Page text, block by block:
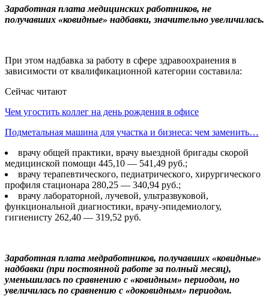
Заработная плата медицинских работников, не
получавших «ковидные» надбавки, значительно увеличилась.
При этом надбавка за работу в сфере здравоохранения в
зависимости от квалификационной категории составила:
Сейчас читают
Чем угостить коллег на день рождения в офисе
Подметальная машина для участка и бизнеса: чем заменить…
врачу общей практики, врачу выездной бригады скорой
медицинской помощи 445,10 — 541,49 руб.;
врачу терапевтического, педиатрического, хирургического
профиля стационара 280,25 — 340,94 руб.;
врачу лабораторной, лучевой, ультразвуковой,
функциональной диагностики, врачу-эпидемиологу,
гигиенисту 262,40 — 319,52 руб.
Заработная плата медработников, получавших «ковидные»
надбавки (при постоянной работе за полный месяц),
уменьшилась по сравнению с «ковидным» периодом, но
увеличилась по сравнению с «доковидным» периодом.